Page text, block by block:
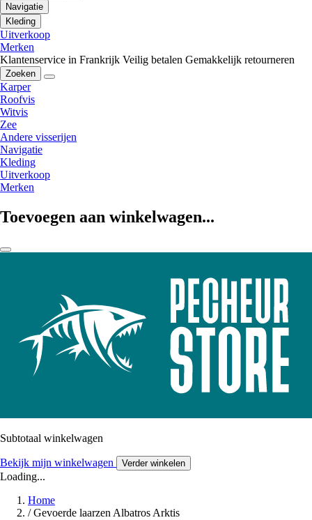
Navigatie
Kleding
Uitverkoop
Merken
Klantenservice in Frankrijk Veilig betalen Gemakkelijk retourneren
Zoeken
Karper
Roofvis
Witvis
Zee
Andere visserijen
Navigatie
Kleding
Uitverkoop
Merken
Toevoegen aan winkelwagen...
Subtotaal winkelwagen
Bekijk mijn winkelwagen Verder winkelen
Loading...
Home
/ Gevoerde laarzen Albatros Arktis